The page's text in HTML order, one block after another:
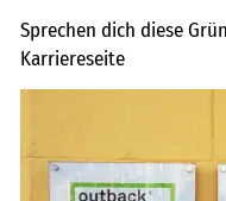
Sprechen dich diese
Karriereseite